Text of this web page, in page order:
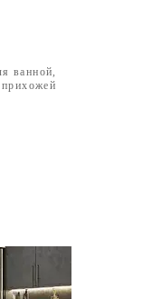
ванной,